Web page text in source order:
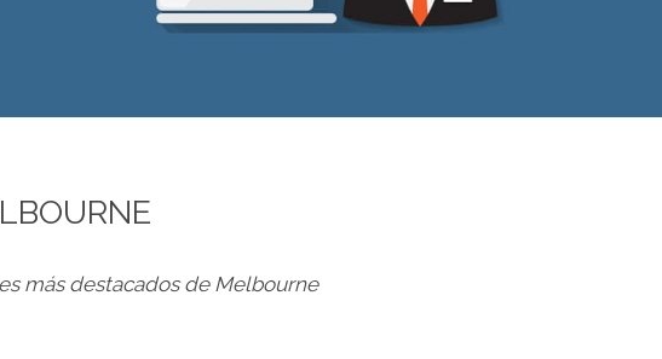
más destacados de Melbourne